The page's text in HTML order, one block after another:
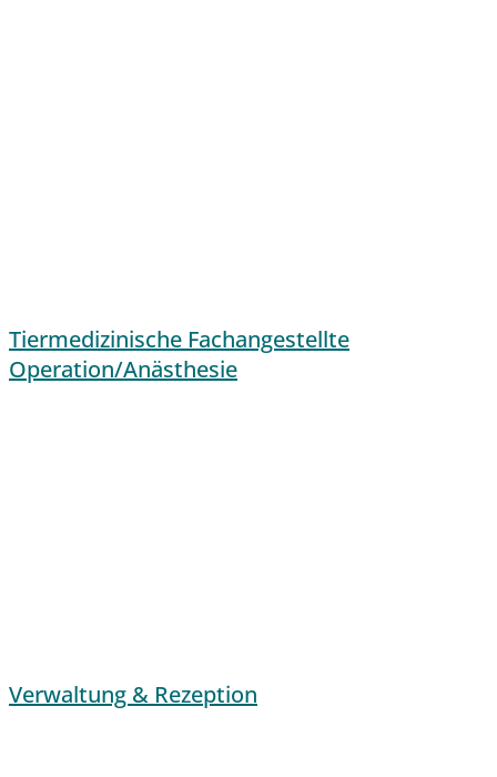
Tiermedizinische Fachangestellte
Operation/Anästhesie
Verwaltung & Rezeption